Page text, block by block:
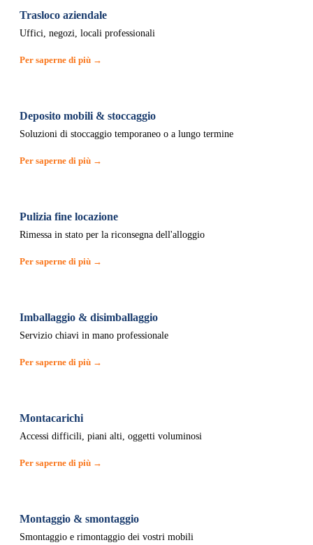
Trasloco aziendale
Uffici, negozi, locali professionali
Per saperne di più →
Deposito mobili & stoccaggio
Soluzioni di stoccaggio temporaneo o a lungo termine
Per saperne di più →
Pulizia fine locazione
Rimessa in stato per la riconsegna dell'alloggio
Per saperne di più →
Imballaggio & disimballaggio
Servizio chiavi in mano professionale
Per saperne di più →
Montacarichi
Accessi difficili, piani alti, oggetti voluminosi
Per saperne di più →
Montaggio & smontaggio
Smontaggio e rimontaggio dei vostri mobili